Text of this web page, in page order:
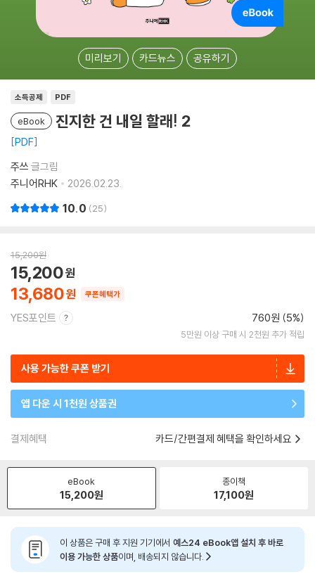
미리보기 카드뉴스 공유하기
소득공제 PDF
eBook 진지한 건 내일 할래! 2
PDF
주쓰 글그림
주니어RHK
2026.02.23.
10.0 25
15,200원
13,680
15,200
쿠폰혜택가
YES포인트 760원 (5%)
5만원 이상 구매 시 2천원 추가 적립
사용 가능한 쿠폰 받기
앱 다운 시 1천원 상품권
결제혜택 카드/간편결제 혜택을 확인하세요
eBook
15,200원
종이책
17,100원
이 상품은 구매 후 지원 기기에서 예스24 eBook앱 설치 후 바로
이용 가능한 상품이며, 배송되지 않습니다.